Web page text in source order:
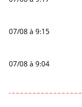
07/08 à 9:15
07/08 à 9:04